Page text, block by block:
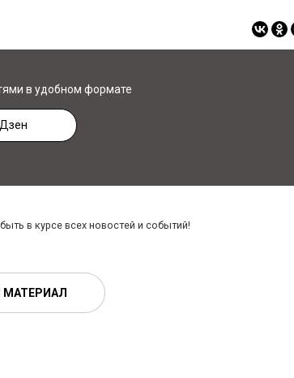
в удобном формате
в курсе всех новостей и событий!